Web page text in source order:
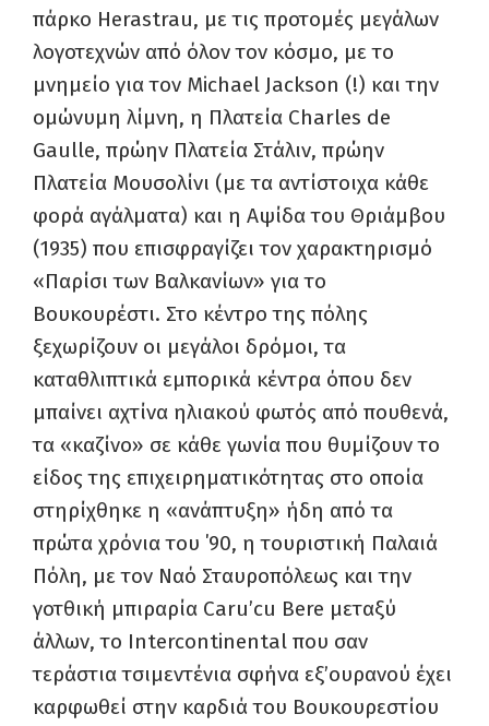
πάρκο Herastrau, με τις προτομές μεγάλων
λογοτεχνών από όλον τον κόσμο, με το
μνημείο για τον Michael Jackson (!) και την
ομώνυμη λίμνη, η Πλατεία Charles de
Gaulle, πρώην Πλατεία Στάλιν, πρώην
Πλατεία Μουσολίνι (με τα αντίστοιχα κάθε
φορά αγάλματα) και η Αψίδα του Θριάμβου
(1935) που επισφραγίζει τον χαρακτηρισμό
«Παρίσι των Βαλκανίων» για το
Βουκουρέστι. Στο κέντρο της πόλης
ξεχωρίζουν οι μεγάλοι δρόμοι, τα
καταθλιπτικά εμπορικά κέντρα όπου δεν
μπαίνει αχτίνα ηλιακού φωτός από πουθενά,
τα «καζίνο» σε κάθε γωνία που θυμίζουν το
είδος της επιχειρηματικότητας στο οποία
στηρίχθηκε η «ανάπτυξη» ήδη από τα
πρώτα χρόνια του ΄90, η τουριστική Παλαιά
Πόλη, με τον Ναό Σταυροπόλεως και την
γοτθική μπιραρία Caru’cu Bere μεταξύ
άλλων, το Intercontinental που σαν
τεράστια τσιμεντένια σφήνα εξ’ουρανού έχει
καρφωθεί στην καρδιά του Βουκουρεστίου